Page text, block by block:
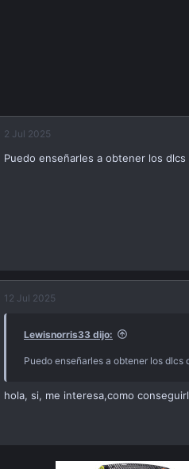
2 Jul 2025
Puedo enseñarles a obtener los
12 Jul 2025
Lewisnorris33 dijo:
Puedo enseñarles a obtener los
hola, si, me interesa,como